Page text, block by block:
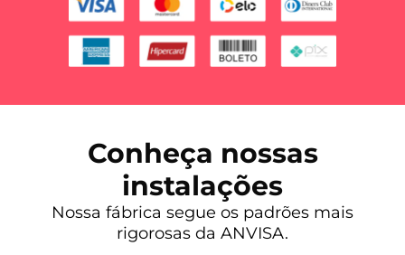
Conheça nossas
instalações
Nossa fábrica segue os padrões mais
rigorosas da ANVISA.